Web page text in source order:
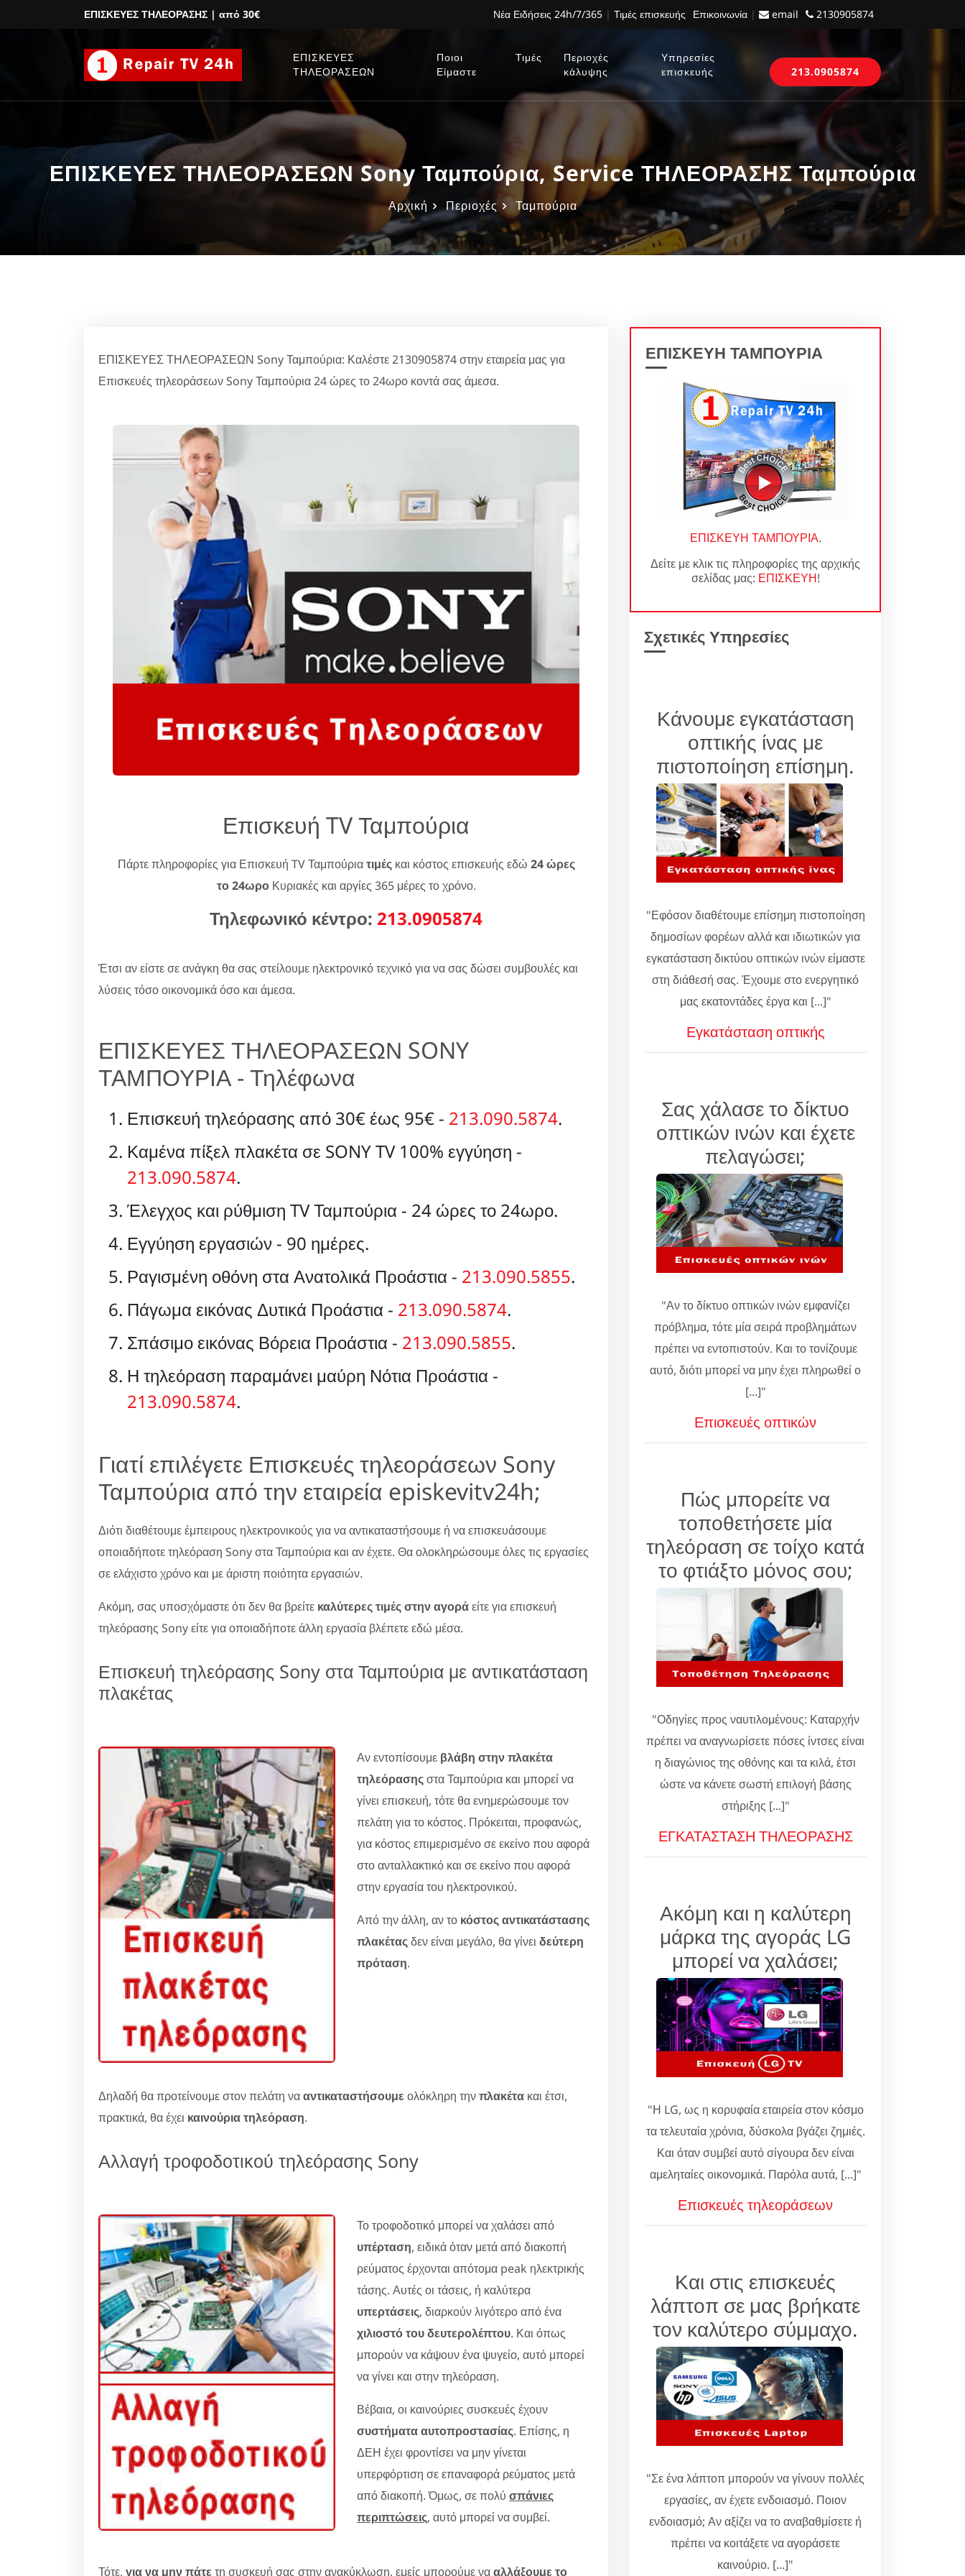
ΕΠΙΣΚΕΥΕΣ ΤΗΛΕΟΡΑΣΗΣ | από 30€ Νέα Ειδήσεις 24h/7/365 | Τιμές επισκευής Επικοινωνία | email 2130905874
ΕΠΙΣΚΕΥΕΣ
ΤΗΛΕΟΡΑΣΕΩΝ
Ποιοι
Είμαστε
Τιμές
Περιοχές
κάλυψης
Υπηρεσίες
επισκευής
213.0905874
ΕΠΙΣΚΕΥΕΣ ΤΗΛΕΟΡΑΣΕΩΝ Sony Ταμπούρια, Service ΤΗΛΕΟΡΑΣΗΣ Ταμπούρια
Αρχική Περιοχές Ταμπούρια
ΕΠΙΣΚΕΥΕΣ ΤΗΛΕΟΡΑΣΕΩΝ Sony Ταμπούρια: Καλέστε 2130905874 στην εταιρεία μας για
Επισκευές τηλεοράσεων Sony Ταμπούρια 24 ώρες το 24ωρο κοντά σας άμεσα.
Επισκευή TV Ταμπούρια
Πάρτε πληροφορίες για Επισκευή TV Ταμπούριατιμέςκαι κόστος επισκευής εδώ 24 ώρες
το 24ωροΚυριακές και αργίες 365 μέρες το χρόνο.
Τηλεφωνικό κέντρο: 213.0905874
Έτσι αν είστε σε ανάγκη θα σας στείλουμε ηλεκτρονικό τεχνικό για να σας δώσει συμβουλές και
λύσεις τόσο οικονομικά όσο και άμεσα.
ΕΠΙΣΚΕΥΕΣ ΤΗΛΕΟΡΑΣΕΩΝ SONY
ΤΑΜΠΟΥΡΙΑ - Τηλέφωνα
Επισκευή τηλεόρασης από 30€ έως 95€ - 213.090.5874.
Καμένα πίξελ πλακέτα σε SONY TV 100% εγγύηση -
213.090.5874.
Έλεγχος και ρύθμιση TV Ταμπούρια - 24 ώρες το 24ωρο.
Εγγύηση εργασιών - 90 ημέρες.
Ραγισμένη οθόνη στα Ανατολικά Προάστια - 213.090.5855.
Πάγωμα εικόνας Δυτικά Προάστια - 213.090.5874.
Σπάσιμο εικόνας Βόρεια Προάστια - 213.090.5855.
Η τηλεόραση παραμάνει μαύρη Νότια Προάστια -
213.090.5874.
Γιατί επιλέγετε Επισκευές τηλεοράσεων Sony
Ταμπούρια από την εταιρεία episkevitv24h;
Διότι διαθέτουμε έμπειρους ηλεκτρονικούς για να αντικαταστήσουμε ή να επισκευάσουμε
οποιαδήποτε τηλεόραση Sony στα Ταμπούρια και αν έχετε. Θα ολοκληρώσουμε όλες τις εργασίες
σε ελάχιστο χρόνο και με άριστη ποιότητα εργασιών.
Ακόμη, σας υποσχόμαστε ότι δεν θα βρείτε καλύτερες τιμές στην αγοράείτε για επισκευή
τηλεόρασης Sony είτε για οποιαδήποτε άλλη εργασία βλέπετε εδώ μέσα.
Επισκευή τηλεόρασης Sony στα Ταμπούρια με αντικατάσταση
πλακέτας
Αν εντοπίσουμε βλάβη στην πλακέτα
τηλεόρασηςστα Ταμπούρια και μπορεί να
γίνει επισκευή, τότε θα ενημερώσουμε τον
πελάτη για το κόστος. Πρόκειται, προφανώς,
για κόστος επιμερισμένο σε εκείνο που αφορά
στο ανταλλακτικό και σε εκείνο που αφορά
στην εργασία του ηλεκτρονικού.
Από την άλλη, αν το κόστος αντικατάστασης
πλακέταςδεν είναι μεγάλο, θα γίνει δεύτερη
πρόταση.
Δηλαδή θα προτείνουμε στον πελάτη νααντικαταστήσουμε ολόκληρη τηνπλακέτα και έτσι,
πρακτικά, θα έχει καινούρια τηλεόραση.
Αλλαγή τροφοδοτικού τηλεόρασης Sony
Το τροφοδοτικό μπορεί να χαλάσει από
υπέρταση, ειδικά όταν μετά από διακοπή
ρεύματος έρχονται απότομα peak ηλεκτρικής
τάσης. Αυτές οι τάσεις, ή καλύτερα
υπερτάσεις, διαρκούν λιγότερο από ένα
χιλιοστό του δευτερολέπτου. Και όπως
μπορούν να κάψουν ένα ψυγείο, αυτό μπορεί
να γίνει και στην τηλεόραση.
Βέβαια, οι καινούριες συσκευές έχουν
συστήματα αυτοπροστασίας. Επίσης, η
ΔΕΗ έχει φροντίσει να μην γίνεται
υπερφόρτιση σε επαναφορά ρεύματος μετά
από διακοπή. Όμως, σε πολύ σπάνιες
περιπτώσεις, αυτό μπορεί να συμβεί.
Τότε, για να μην πάτε τη συσκευή σας στην ανακύκλωση, εμείς μπορούμε νααλλάξουμε το
ΕΠΙΣΚΕΥΗ ΤΑΜΠΟΥΡΙΑ
ΕΠΙΣΚΕΥΗ ΤΑΜΠΟΥΡΙΑ.
Δείτε με κλικ τις πληροφορίες της αρχικής
σελίδας μας: ΕΠΙΣΚΕΥΗ!
Σχετικές Υπηρεσίες
Κάνουμε εγκατάσταση
οπτικής ίνας με
πιστοποίηση επίσημη.
"Εφόσον διαθέτουμε επίσημη πιστοποίηση
δημοσίων φορέων αλλά και ιδιωτικών για
εγκατάσταση δικτύου οπτικών ινών είμαστε
στη διάθεσή σας. Έχουμε στο ενεργητικό
μας εκατοντάδες έργα και [...]"
Εγκατάσταση οπτικής
Σας χάλασε το δίκτυο
οπτικών ινών και έχετε
πελαγώσει;
"Αν το δίκτυο οπτικών ινών εμφανίζει
πρόβλημα, τότε μία σειρά προβλημάτων
πρέπει να εντοπιστούν. Και το τονίζουμε
αυτό, διότι μπορεί να μην έχει πληρωθεί ο
[...]"
Επισκευές οπτικών
Πώς μπορείτε να
τοποθετήσετε μία
τηλεόραση σε τοίχο κατά
το φτιάξτο μόνος σου;
"Οδηγίες προς ναυτιλομένους: Καταρχήν
πρέπει να αναγνωρίσετε πόσες ίντσες είναι
η διαγώνιος της οθόνης και τα κιλά, έτσι
ώστε να κάνετε σωστή επιλογή βάσης
στήριξης [...]"
ΕΓΚΑΤΑΣΤΑΣΗ ΤΗΛΕΟΡΑΣΗΣ
Ακόμη και η καλύτερη
μάρκα της αγοράς LG
μπορεί να χαλάσει;
"Η LG, ως η κορυφαία εταιρεία στον κόσμο
τα τελευταία χρόνια, δύσκολα βγάζει ζημιές.
Και όταν συμβεί αυτό σίγουρα δεν είναι
αμεληταίες οικονομικά. Παρόλα αυτά, [...]"
Επισκευές τηλεοράσεων
Και στις επισκευές
λάπτοπ σε μας βρήκατε
τον καλύτερο σύμμαχο.
"Σε ένα λάπτοπ μπορούν να γίνουν πολλές
εργασίες, αν έχετε ενδοιασμό. Ποιον
ενδοιασμό; Αν αξίζει να το αναβαθμίσετε ή
πρέπει να κοιτάξετε να αγοράσετε
καινούριο. [...]"